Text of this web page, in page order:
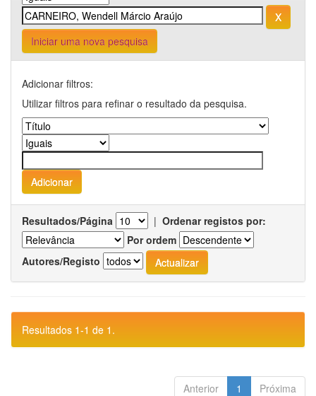
Iniciar uma nova pesquisa
Adicionar filtros:
Utilizar filtros para refinar o resultado da pesquisa.
Resultados/Página | Ordenar registos por:
Por ordem
Autores/Registo
Resultados 1-1 de 1.
Anterior 1 Próxima